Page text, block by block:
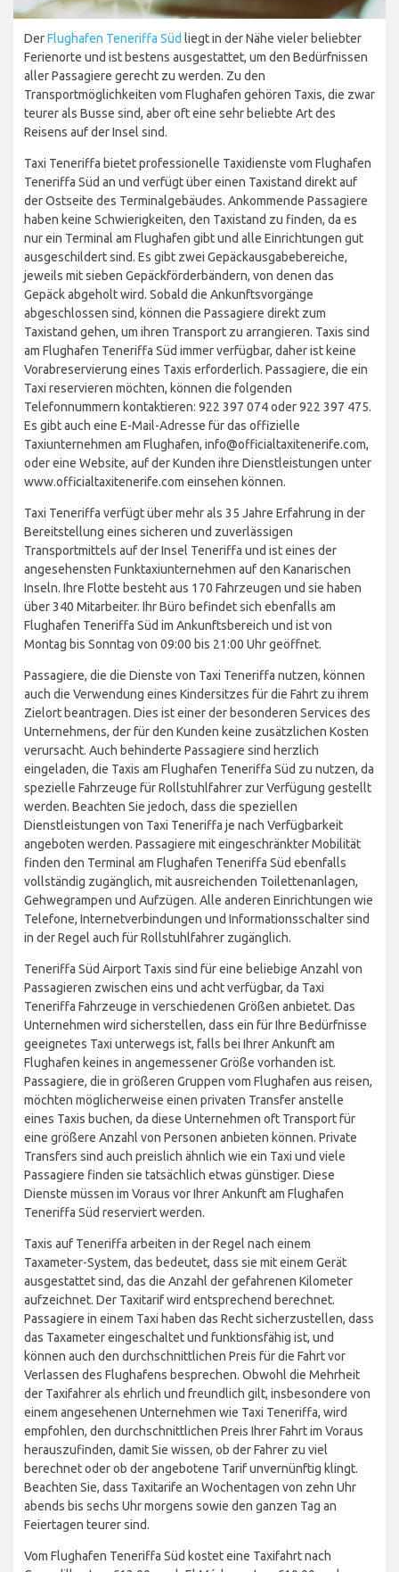
DerFlughafen Teneriffa Süd liegt in der Nähe vieler beliebter
Ferienorte und ist bestens ausgestattet, um den Bedürfnissen
aller Passagiere gerecht zu werden. Zu den
Transportmöglichkeiten vom Flughafen gehören Taxis, die zwar
teurer als Busse sind, aber oft eine sehr beliebte Art des
Reisens auf der Insel sind.
Taxi Teneriffa bietet professionelle Taxidienste vom Flughafen
Teneriffa Süd an und verfügt über einen Taxistand direkt auf
der Ostseite des Terminalgebäudes. Ankommende Passagiere
haben keine Schwierigkeiten, den Taxistand zu finden, da es
nur ein Terminal am Flughafen gibt und alle Einrichtungen gut
ausgeschildert sind. Es gibt zwei Gepäckausgabebereiche,
jeweils mit sieben Gepäckförderbändern, von denen das
Gepäck abgeholt wird. Sobald die Ankunftsvorgänge
abgeschlossen sind, können die Passagiere direkt zum
Taxistand gehen, um ihren Transport zu arrangieren. Taxis sind
am Flughafen Teneriffa Süd immer verfügbar, daher ist keine
Vorabreservierung eines Taxis erforderlich. Passagiere, die ein
Taxi reservieren möchten, können die folgenden
Telefonnummern kontaktieren: 922 397 074 oder 922 397 475.
Es gibt auch eine E-Mail-Adresse für das offizielle
Taxiunternehmen am Flughafen, info@officialtaxitenerife.com,
oder eine Website, auf der Kunden ihre Dienstleistungen unter
www.officialtaxitenerife.com einsehen können.
Taxi Teneriffa verfügt über mehr als 35 Jahre Erfahrung in der
Bereitstellung eines sicheren und zuverlässigen
Transportmittels auf der Insel Teneriffa und ist eines der
angesehensten Funktaxiunternehmen auf den Kanarischen
Inseln. Ihre Flotte besteht aus 170 Fahrzeugen und sie haben
über 340 Mitarbeiter. Ihr Büro befindet sich ebenfalls am
Flughafen Teneriffa Süd im Ankunftsbereich und ist von
Montag bis Sonntag von 09:00 bis 21:00 Uhr geöffnet.
Passagiere, die die Dienste von Taxi Teneriffa nutzen, können
auch die Verwendung eines Kindersitzes für die Fahrt zu ihrem
Zielort beantragen. Dies ist einer der besonderen Services des
Unternehmens, der für den Kunden keine zusätzlichen Kosten
verursacht. Auch behinderte Passagiere sind herzlich
eingeladen, die Taxis am Flughafen Teneriffa Süd zu nutzen, da
spezielle Fahrzeuge für Rollstuhlfahrer zur Verfügung gestellt
werden. Beachten Sie jedoch, dass die speziellen
Dienstleistungen von Taxi Teneriffa je nach Verfügbarkeit
angeboten werden. Passagiere mit eingeschränkter Mobilität
finden den Terminal am Flughafen Teneriffa Süd ebenfalls
vollständig zugänglich, mit ausreichenden Toilettenanlagen,
Gehwegrampen und Aufzügen. Alle anderen Einrichtungen wie
Telefone, Internetverbindungen und Informationsschalter sind
in der Regel auch für Rollstuhlfahrer zugänglich.
Teneriffa Süd Airport Taxis sind für eine beliebige Anzahl von
Passagieren zwischen eins und acht verfügbar, da Taxi
Teneriffa Fahrzeuge in verschiedenen Größen anbietet. Das
Unternehmen wird sicherstellen, dass ein für Ihre Bedürfnisse
geeignetes Taxi unterwegs ist, falls bei Ihrer Ankunft am
Flughafen keines in angemessener Größe vorhanden ist.
Passagiere, die in größeren Gruppen vom Flughafen aus reisen,
möchten möglicherweise einen privaten Transfer anstelle
eines Taxis buchen, da diese Unternehmen oft Transport für
eine größere Anzahl von Personen anbieten können. Private
Transfers sind auch preislich ähnlich wie ein Taxi und viele
Passagiere finden sie tatsächlich etwas günstiger. Diese
Dienste müssen im Voraus vor Ihrer Ankunft am Flughafen
Teneriffa Süd reserviert werden.
Taxis auf Teneriffa arbeiten in der Regel nach einem
Taxameter-System, das bedeutet, dass sie mit einem Gerät
ausgestattet sind, das die Anzahl der gefahrenen Kilometer
aufzeichnet. Der Taxitarif wird entsprechend berechnet.
Passagiere in einem Taxi haben das Recht sicherzustellen, dass
das Taxameter eingeschaltet und funktionsfähig ist, und
können auch den durchschnittlichen Preis für die Fahrt vor
Verlassen des Flughafens besprechen. Obwohl die Mehrheit
der Taxifahrer als ehrlich und freundlich gilt, insbesondere von
einem angesehenen Unternehmen wie Taxi Teneriffa, wird
empfohlen, den durchschnittlichen Preis Ihrer Fahrt im Voraus
herauszufinden, damit Sie wissen, ob der Fahrer zu viel
berechnet oder ob der angebotene Tarif unvernünftig klingt.
Beachten Sie, dass Taxitarife an Wochentagen von zehn Uhr
abends bis sechs Uhr morgens sowie den ganzen Tag an
Feiertagen teurer sind.
Vom Flughafen Teneriffa Süd kostet eine Taxifahrt nach